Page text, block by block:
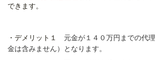
できます。
・デメリット１ 元金が１４０万円までの代
金は含みません）となります。